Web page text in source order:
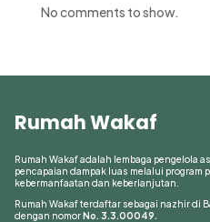
No comments to show.
Rumah Wakaf
Rumah Wakaf adalah lembaga pengelola
pencapaian dampak luas melalui program
kebermanfaatan dan keberlanjutan.
Rumah Wakaf terdaftar sebagai nazhir di
dengan nomorNo. 3.3.00049.